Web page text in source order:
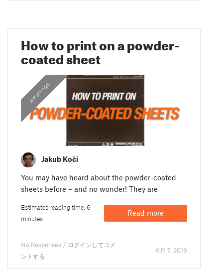
How to print on a powder-
coated sheet
カテゴリーなし
Jakub Kočí
You may have heard about the powder-coated
sheets before – and no wonder! They are
Estimated reading time: 6
minutes
Read more
No Responses / ログインしてコメ
ントする
6月 7. 2019